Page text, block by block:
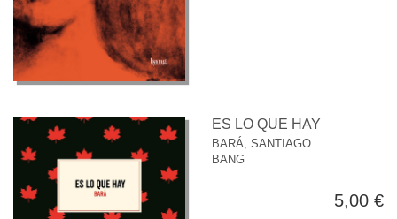
ES LO QUE HAY
BARÁ, SANTIAGO
BANG
5,00 €